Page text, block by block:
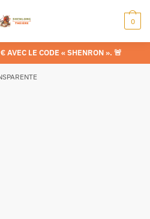
0
AVEC LE CODE « SHENRON ». 🚨